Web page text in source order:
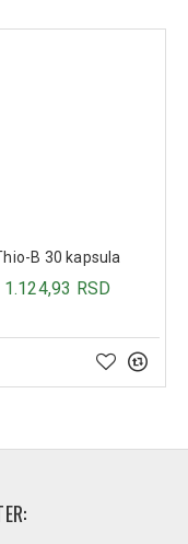
B 30 kapsula
1.124,93 RSD